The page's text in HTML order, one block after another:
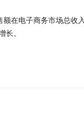
在电子商务市场总收
。